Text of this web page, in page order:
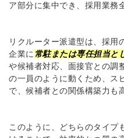
ア部分に集中でき、採用業務
リクルーター派遣型は、採用
企業に 常駐または専任担当と
や候補者対応、面接官との調
の一員のように動くため、ス
で、候補者との関係構築力も
このように、どちらのタイプ